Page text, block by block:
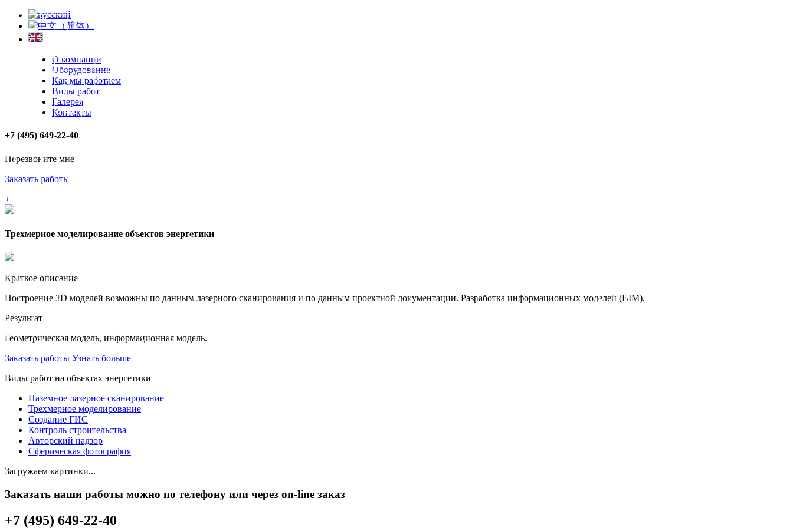
О компании
Оборудование
Как мы работаем
Виды работ
Галерея
Контакты
+7 (495) 649-22-40
Перезвоните мне
Заказать работы
+
Трехмерное моделирование объектов энергетики
Краткое описание
Построение 3D моделей возможны по данным лазерного сканирования и по данным проектной документации. Разработка информационных моделей (BIM).
Результат
Геометрическая модель, информационная модель.
Заказать работы Узнать больше
Виды работ на объектах энергетики
Наземное лазерное сканирование
Трехмерное моделирование
Создание ГИС
Контроль строительства
Авторский надзор
Сферическая фотография
Загружаем картинки...
Заказать наши работы можно по телефону или через on-line заказ
+7 (495) 649-22-40